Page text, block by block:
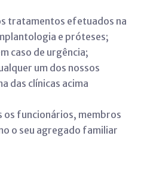
tratamentos efetuados na
e próteses;
caso de urgência;
um dos nossos
das clínicas acima
funcionários, membros
o seu agregado familiar